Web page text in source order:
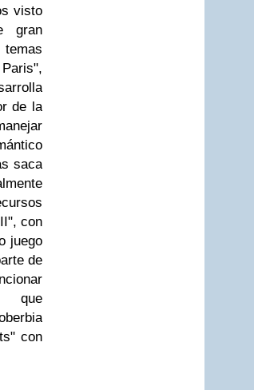
visto
gran
de la
saca
con
juego
de
que
con